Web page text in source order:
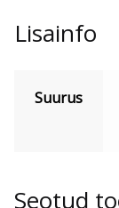
Lisainfo
Suurus
Seotud